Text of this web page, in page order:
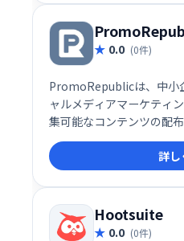
0.0 (0件)
PromoRepublicは、中小
ャルメディアマーケティ
集可能なコンテンツの配
リング、複数クライアン
の実行など、効率的なコ
提供します。結果を把握
ルメディア戦略を実現で
詳し
Hootsuite
0.0 (0件)